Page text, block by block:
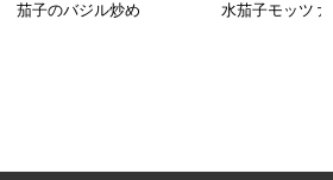
茄子のバジル炒め 水茄子モッツァ